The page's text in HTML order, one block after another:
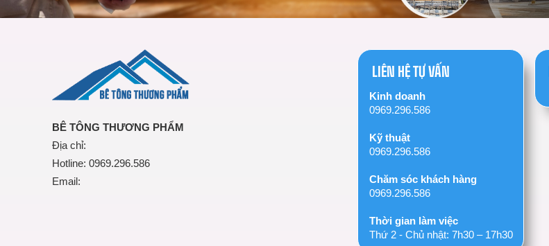
BÊ TÔNG THƯƠNG PHẨM
Địa chỉ:
Hotline: 0969.296.586
Email:
LIÊN HỆ TỰ VẤN
Kinh doanh
0969.296.586
Kỹ thuật
0969.296.586
Chăm sóc khách hàng
0969.296.586
Thời gian làm việc
Thứ 2 - Chủ nhật: 7h30 – 17h30